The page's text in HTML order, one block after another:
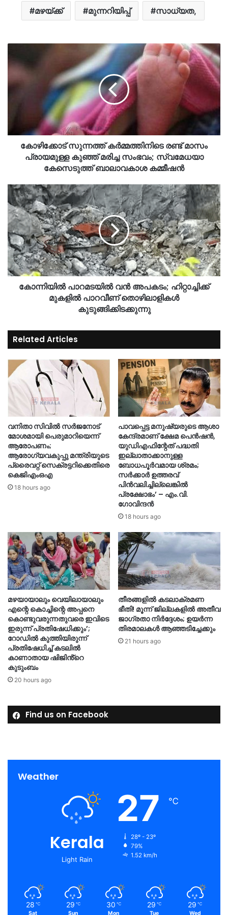
മഴയ്ക്ക് മുന്നറിയിപ്പ് സാധ്യത,
കോഴിക്കോട് സുന്നത്ത് കർമ്മത്തിനിടെ രണ്ട് മാസം
പ്രായമുള്ള കുഞ്ഞ് മരിച്ച സംഭവം; സ്വമേധയാ
കേസെടുത്ത് ബാലാവകാശ കമ്മീഷൻ
കോന്നിയിൽ പാറമടയിൽ വൻ അപകടം; ഹിറ്റാച്ചിക്ക്
മുകളിൽ പാറവീണ് തൊഴിലാളികൾ
കുടുങ്ങിക്കിടക്കുന്നു
Related Articles
വനിതാ സിവിൽ സർജനോട്
മോശമായി പെരുമാറിയെന്ന്
ആരോപണം;
ആരോഗ്യവകുപ്പു മന്ത്രിയുടെ
പ്രൈവറ്റ് സെക്രട്ടറിക്കെതിരെ
കെജിഎംഒഎ
18 hours ago
പാവപ്പെട്ട മനുഷ്യരുടെ ആശാ
കേന്ദ്രമാണ് ക്ഷേമ പെൻഷൻ,
യുഡിഎഫിന്റേത് പദ്ധതി
ഇല്ലാതാക്കാനുള്ള
ബോധപൂർവമായ ശ്രമം;
സർക്കാർ ഉത്തരവ്
പിൻവലിച്ചില്ലെങ്കിൽ
പ്രക്ഷോഭം’ – എം.വി.
ഗോവിന്ദൻ
18 hours ago
മഴയായാലും വെയിലായാലും
എന്റെ കൊച്ചിന്റെ അപ്പനെ
കൊണ്ടുവരുന്നതുവരെ ഇവിടെ
ഇരുന്ന് പ്രതിഷേധിക്കും’;
റോഡില്‍ കുത്തിയിരുന്ന്
പ്രതിഷേധിച്ച് കടലില്‍
കാണാതായ ഷിജിൻ്റെ
കുടുംബം
20 hours ago
തീരങ്ങളില്‍ കടലാക്രമണ
ഭീതി! മൂന്ന് ജില്ലകളിൽ അതീവ
ജാഗ്രതാ നിർദ്ദേശം; ഉയർന്ന
തിരമാലകൾ ആഞ്ഞടിച്ചേക്കും
21 hours ago
Find us on Facebook
Weather
Kerala
Light Rain
27 ℃
28º - 23º
79%
1.52 km/h
28 ℃
Sat
29 ℃
Sun
30 ℃
Mon
29 ℃
Tue
29 ℃
Wed